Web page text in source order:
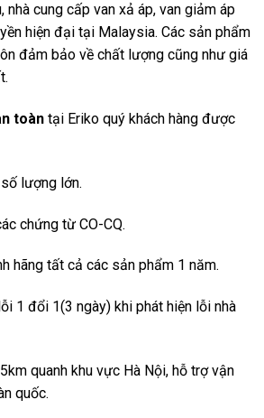
nhà cung cấp van xả áp, van giảm áp
hiện đại tại Malaysia. Các sản phẩm
đảm bảo về chất lượng cũng như giá
toàn tại Eriko quý khách hàng được
lượng lớn.
chứng từ CO-CQ.
hãng tất cả các sản phẩm 1 năm.
1 đổi 1(3 ngày) khi phát hiện lỗi nhà
quanh khu vực Hà Nội, hỗ trợ vận
quốc.